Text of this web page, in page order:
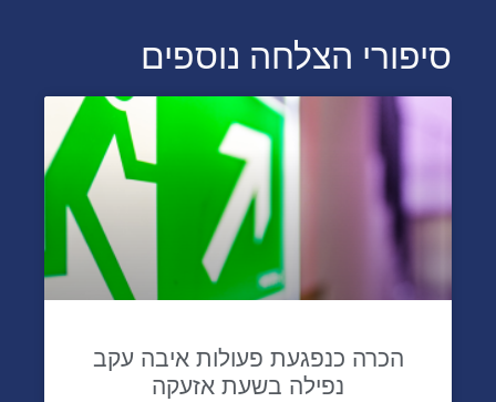
סיפורי הצלחה נוספים
הכרה כנפגעת פעולות איבה עקב
נפילה בשעת אזעקה